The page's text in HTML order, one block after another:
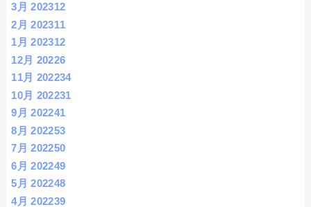
3月 202312
2月 202311
1月 202312
12月 20226
11月 202234
10月 202231
9月 202241
8月 202253
7月 202250
6月 202249
5月 202248
4月 202239